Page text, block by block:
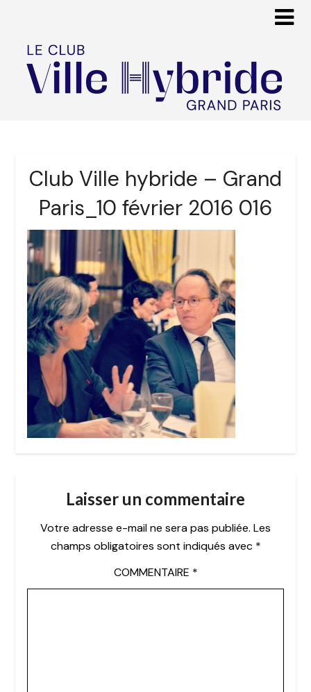
Club Ville hybride – Grand
Paris_10 février 2016 016
Laisser un commentaire
Votre adresse e-mail ne sera pas publiée. Les
champs obligatoires sont indiqués avec *
COMMENTAIRE *